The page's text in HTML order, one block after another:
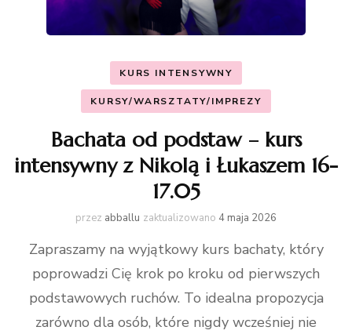
KURS INTENSYWNY
KURSY/WARSZTATY/IMPREZY
Bachata od podstaw – kurs
intensywny z Nikolą i Łukaszem 16-
17.05
przez abballu zaktualizowano 4 maja 2026
Zapraszamy na wyjątkowy kurs bachaty, który
poprowadzi Cię krok po kroku od pierwszych
podstawowych ruchów. To idealna propozycja
zarówno dla osób, które nigdy wcześniej nie